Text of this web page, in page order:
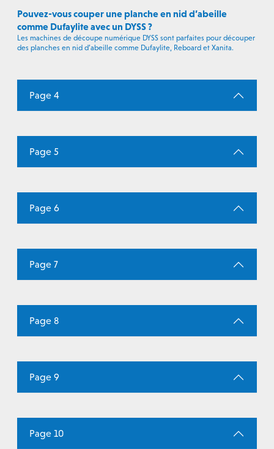
Pouvez-vous couper une planche en nid d’abeille
comme Dufaylite avec un DYSS ?
Les machines de découpe numérique DYSS sont parfaites pour découper
des planches en nid d’abeille comme Dufaylite, Reboard et Xanita.
Page 4
Page 5
Page 6
Page 7
Page 8
Page 9
Page 10